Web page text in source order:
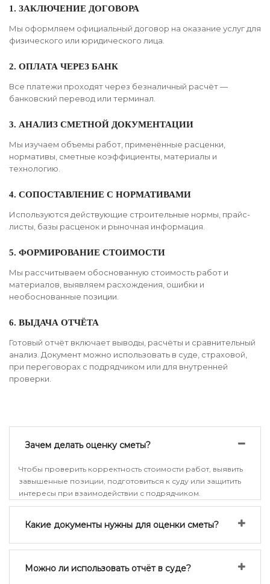
1. ЗАКЛЮЧЕНИЕ ДОГОВОРА
Мы оформляем официальный договор на оказание услуг для
физического или юридического лица.
2. ОПЛАТА ЧЕРЕЗ БАНК
Все платежи проходят через безналичный расчёт —
банковский перевод или терминал.
3. АНАЛИЗ СМЕТНОЙ ДОКУМЕНТАЦИИ
Мы изучаем объемы работ, применённые расценки,
нормативы, сметные коэффициенты, материалы и
технологию.
4. СОПОСТАВЛЕНИЕ С НОРМАТИВАМИ
Используются действующие строительные нормы, прайс-
листы, базы расценок и рыночная информация.
5. ФОРМИРОВАНИЕ СТОИМОСТИ
Мы рассчитываем обоснованную стоимость работ и
материалов, выявляем расхождения, ошибки и
необоснованные позиции.
6. ВЫДАЧА ОТЧЁТА
Готовый отчёт включает выводы, расчёты и сравнительный
анализ. Документ можно использовать в суде, страховой,
при переговорах с подрядчиком или для внутренней
проверки.
Зачем делать оценку сметы?
Чтобы проверить корректность стоимости работ, выявить
завышенные позиции, подготовиться к суду или защитить
интересы при взаимодействии с подрядчиком.
Какие документы нужны для оценки сметы?
Можно ли использовать отчёт в суде?